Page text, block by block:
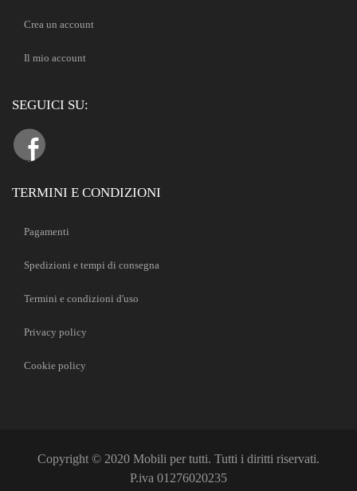
Crea un account
Il mio account
SEGUICI SU:
TERMINI E CONDIZIONI
Pagamenti
Spedizioni e tempi di consegna
Termini e condizioni d'uso
Privacy policy
Cookie policy
Copyright © 2020 Mobili per tutti. Tutti i diritti riservati.
P.iva 01276020235